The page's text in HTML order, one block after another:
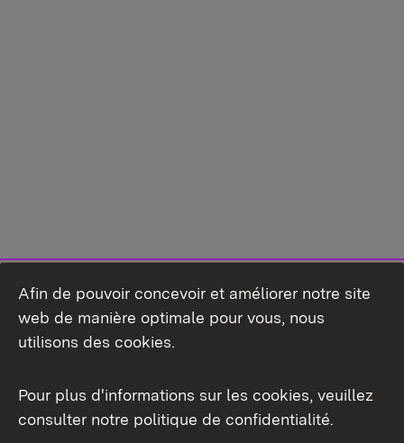
Aperçu des thèmes
Afin de pouvoir concevoir et améliorer notre site
web de manière optimale pour vous, nous
utilisons des cookies.
Pour plus d'informations sur les cookies, veuillez
consulter notre politique de confidentialité.